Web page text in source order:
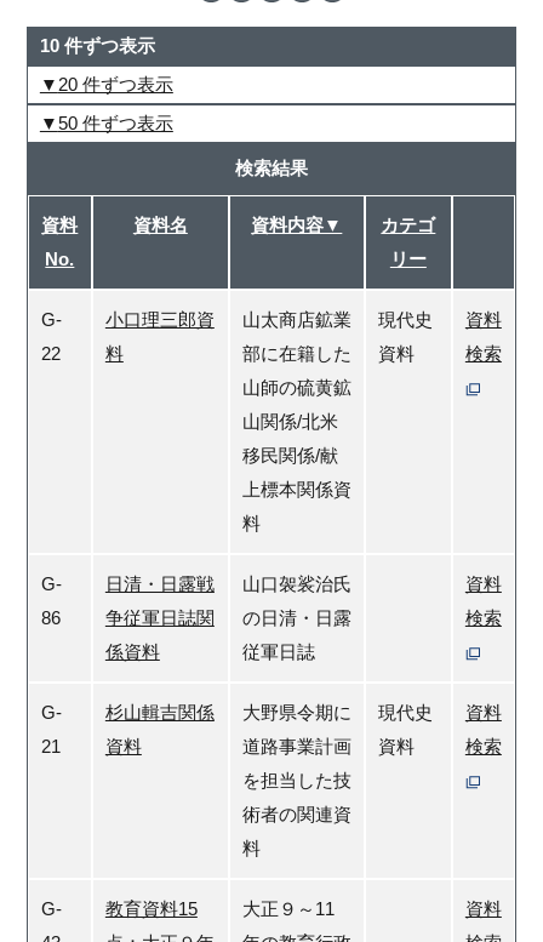
10 件ずつ表示
20 件ずつ表示
50 件ずつ表示
検索結果
資料
No.
資料名 資料内容▼
カテゴ
リー
G-
22
小口理三郎資
料
山太商店鉱業
部に在籍した
山師の硫黄鉱
山関係/北米
移民関係/献
上標本関係資
料
現代史
資料
資料
検索
G-
86
日清・日露戦
争従軍日誌関
係資料
山口袈裟治氏
の日清・日露
従軍日誌
資料
検索
G-
21
杉山輯吉関係
資料
大野県令期に
道路事業計画
を担当した技
術者の関連資
料
現代史
資料
資料
検索
G-
教育資料15
大正９～11
資料